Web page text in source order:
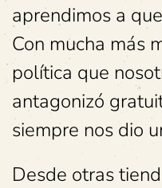
aprendimos a
Con mucha más
política que
antagonizó
siempre nos dio
Desde otras